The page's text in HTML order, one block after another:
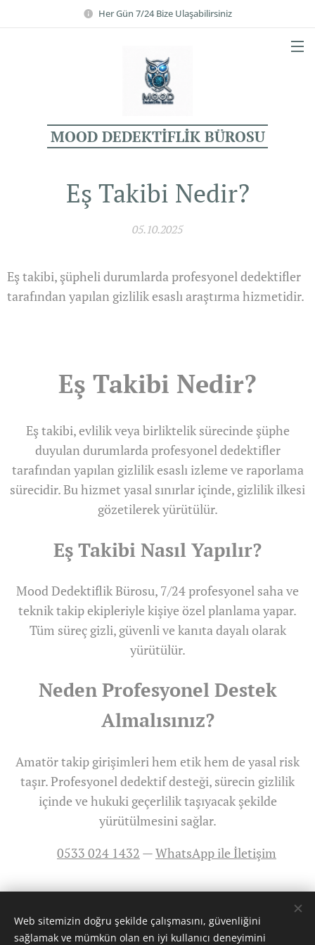
Her Gün 7/24 Bize Ulaşabilirsiniz
MOOD DEDEKTİFLİK BÜROSU
Eş Takibi Nedir?
05.10.2025
Eş takibi, şüpheli durumlarda profesyonel dedektifler
tarafından yapılan gizlilik esaslı araştırma hizmetidir.
Eş Takibi Nedir?
Eş takibi, evlilik veya birliktelik sürecinde şüphe
duyulan durumlarda profesyonel dedektifler
tarafından yapılan gizlilik esaslı izleme ve raporlama
sürecidir. Bu hizmet yasal sınırlar içinde, gizlilik ilkesi
gözetilerek yürütülür.
Eş Takibi Nasıl Yapılır?
Mood Dedektiflik Bürosu, 7/24 profesyonel saha ve
teknik takip ekipleriyle kişiye özel planlama yapar.
Tüm süreç gizli, güvenli ve kanıta dayalı olarak
yürütülür.
Neden Profesyonel Destek
Almalısınız?
Amatör takip girişimleri hem etik hem de yasal risk
taşır. Profesyonel dedektif desteği, sürecin gizlilik
içinde ve hukuki geçerlilik taşıyacak şekilde
yürütülmesini sağlar.
0533 024 1432 —WhatsApp ile İletişim
Web sitemizin doğru şekilde çalışmasını, güvenliğini
sağlamak ve mümkün olan en iyi kullanıcı deneyimini